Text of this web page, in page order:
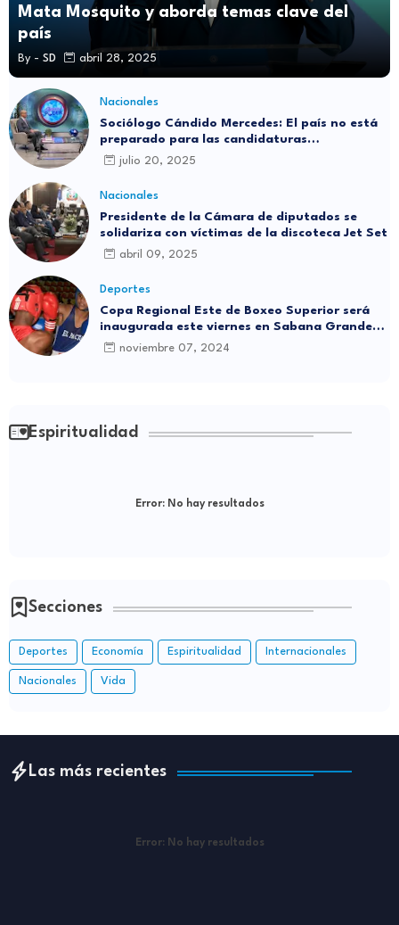
Mata Mosquito y aborda temas clave del
país
By - SD abril 28, 2025
Nacionales
Sociólogo Cándido Mercedes: El país no está
preparado para las candidaturas
independientes
julio 20, 2025
Nacionales
Presidente de la Cámara de diputados se
solidariza con víctimas de la discoteca Jet Set
abril 09, 2025
Deportes
Copa Regional Este de Boxeo Superior será
inaugurada este viernes en Sabana Grande
de Boyá
noviembre 07, 2024
Espiritualidad
Error:No hay resultados
Secciones
Deportes Economía Espiritualidad Internacionales
Nacionales Vida
Las más recientes
Error: No hay resultados